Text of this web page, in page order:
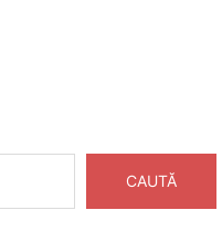
CAUTĂ